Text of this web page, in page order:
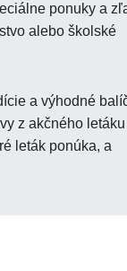
ponuky a
alebo školské
a výhodné
z akčného letáku
leták ponúka, a